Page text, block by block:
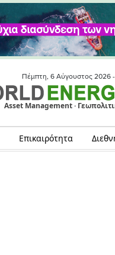
Πέμπτη, 6 Αύγουστος 2026 -
Asset Management ·
Επικαιρότητα